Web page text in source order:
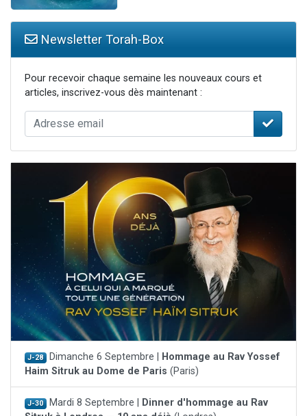
Newsletter Torah-Box
Pour recevoir chaque semaine les nouveaux cours et
articles, inscrivez-vous dès maintenant :
J-28 Dimanche 6 Septembre |
Hommage au Rav Yossef
Haim Sitruk au Dome de Paris (Paris)
J-30 Mardi 8 Septembre |
Dinner d'hommage au Rav